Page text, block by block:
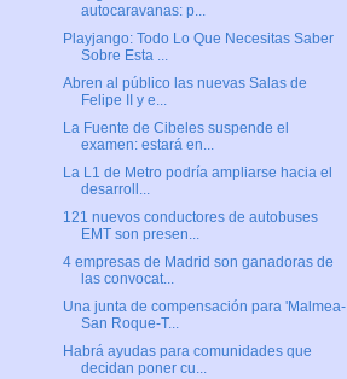
autocaravanas: p...
Playjango: Todo Lo Que Necesitas Saber
Sobre Esta ...
Abren al público las nuevas Salas de
Felipe II y e...
La Fuente de Cibeles suspende el
examen: estará en...
La L1 de Metro podría ampliarse hacia el
desarroll...
121 nuevos conductores de autobuses
EMT son presen...
4 empresas de Madrid son ganadoras de
las convocat...
Una junta de compensación para 'Malmea-
San Roque-T...
Habrá ayudas para comunidades que
decidan poner cu...